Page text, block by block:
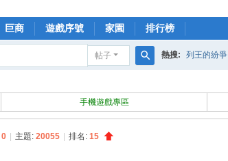
巨商 遊戲序號 家園 排行榜
帖子
索
熱搜: 列王的紛爭
手機遊戲專區
0 主題: 20055 排名: 15